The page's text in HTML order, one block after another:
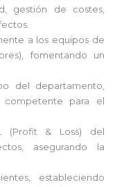
gestión de costes,
a los equipos de
fomentando un
del departamento,
competente para el
(Profit & Loss) del
asegurando la
estableciendo